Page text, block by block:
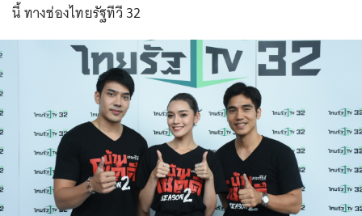
นี้ ทางช่องไทยรัฐทีวี 32